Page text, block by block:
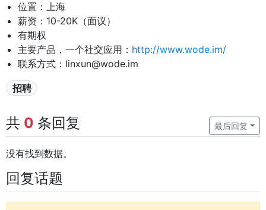
位置：上海
薪资：10-20K（面议）
有期权
主要产品，一个社交应用： http://www.wode.im/
联系方式：linxun@wode.im
招聘
共 0 条回复 最后回复
没有找到数据。
回复话题